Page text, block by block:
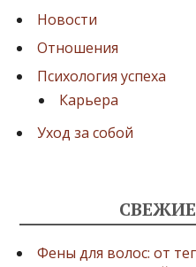
Новости
Отношения
Психология успеха
Карьера
Уход за собой
Фены для волос: от